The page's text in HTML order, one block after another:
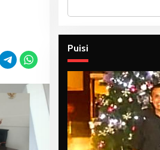
Puisi